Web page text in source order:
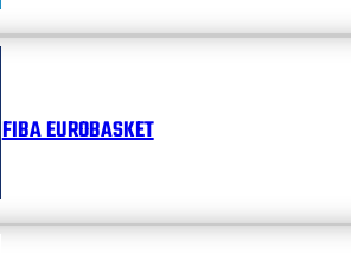
FIBA EUROBASKET